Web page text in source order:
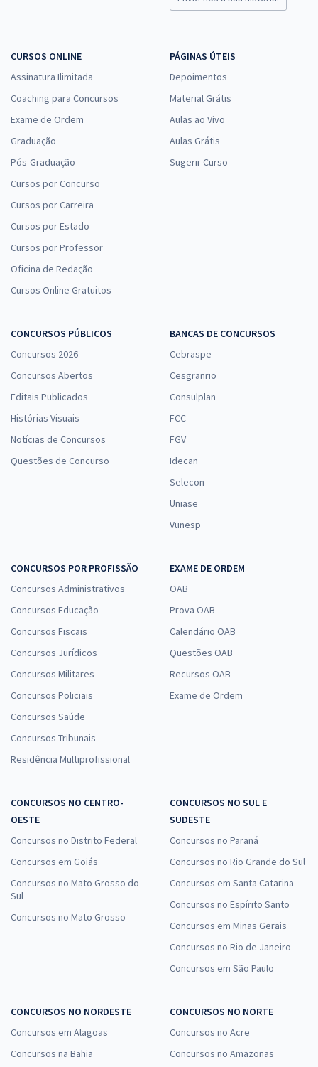
CURSOS ONLINE
Assinatura Ilimitada
Coaching para Concursos
Exame de Ordem
Graduação
Pós-Graduação
Cursos por Concurso
Cursos por Carreira
Cursos por Estado
Cursos por Professor
Oficina de Redação
Cursos Online Gratuitos
PÁGINAS ÚTEIS
Depoimentos
Material Grátis
Aulas ao Vivo
Aulas Grátis
Sugerir Curso
CONCURSOS PÚBLICOS
Concursos 2026
Concursos Abertos
Editais Publicados
Histórias Visuais
Notícias de Concursos
Questões de Concurso
BANCAS DE CONCURSOS
Cebraspe
Cesgranrio
Consulplan
FCC
FGV
Idecan
Selecon
Uniase
Vunesp
CONCURSOS POR PROFISSÃO
Concursos Administrativos
Concursos Educação
Concursos Fiscais
Concursos Jurídicos
Concursos Militares
Concursos Policiais
Concursos Saúde
Concursos Tribunais
Residência Multiprofissional
EXAME DE ORDEM
OAB
Prova OAB
Calendário OAB
Questões OAB
Recursos OAB
Exame de Ordem
CONCURSOS NO CENTRO-
OESTE
Concursos no Distrito Federal
Concursos em Goiás
Concursos no Mato Grosso do
Sul
Concursos no Mato Grosso
CONCURSOS NO SUL E
SUDESTE
Concursos no Paraná
Concursos no Rio Grande do Sul
Concursos em Santa Catarina
Concursos no Espírito Santo
Concursos em Minas Gerais
Concursos no Rio de Janeiro
Concursos em São Paulo
CONCURSOS NO NORDESTE
Concursos em Alagoas
Concursos na Bahia
CONCURSOS NO NORTE
Concursos no Acre
Concursos no Amazonas